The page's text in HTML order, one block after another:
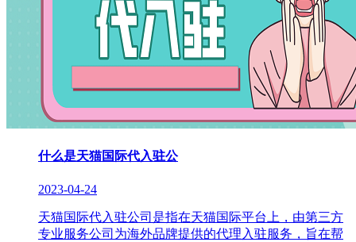
什么是天猫国际代入驻公
2023-04-24
天猫国际代入驻公司是指在天猫国际平台上，由第三方
专业服务公司为海外品牌提供的代理入驻服务，旨在帮